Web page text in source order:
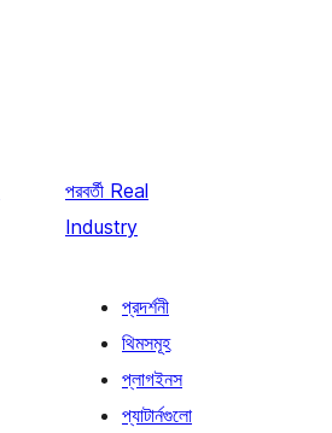
পরবর্তী Real
Industry
প্রদর্শনী
থিমসমূহ
প্লাগইনস
প্যাটার্নগুলো